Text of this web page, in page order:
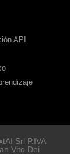
API
Srl P.IVA
Vito Dei